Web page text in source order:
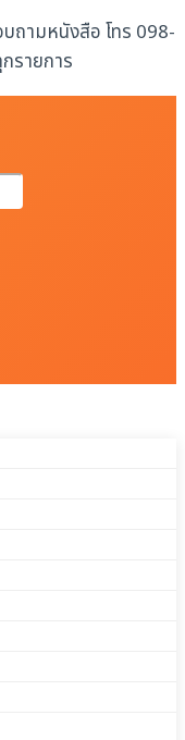
บถามหนังสือ โทร 098-
รายการ